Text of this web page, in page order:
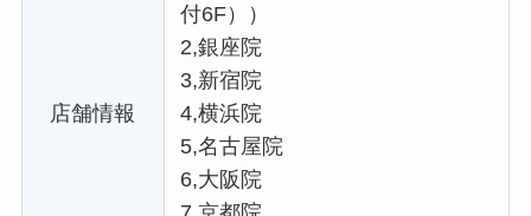
店舗情報
付6F））
2,銀座院
3,新宿院
4,横浜院
5,名古屋院
6,大阪院